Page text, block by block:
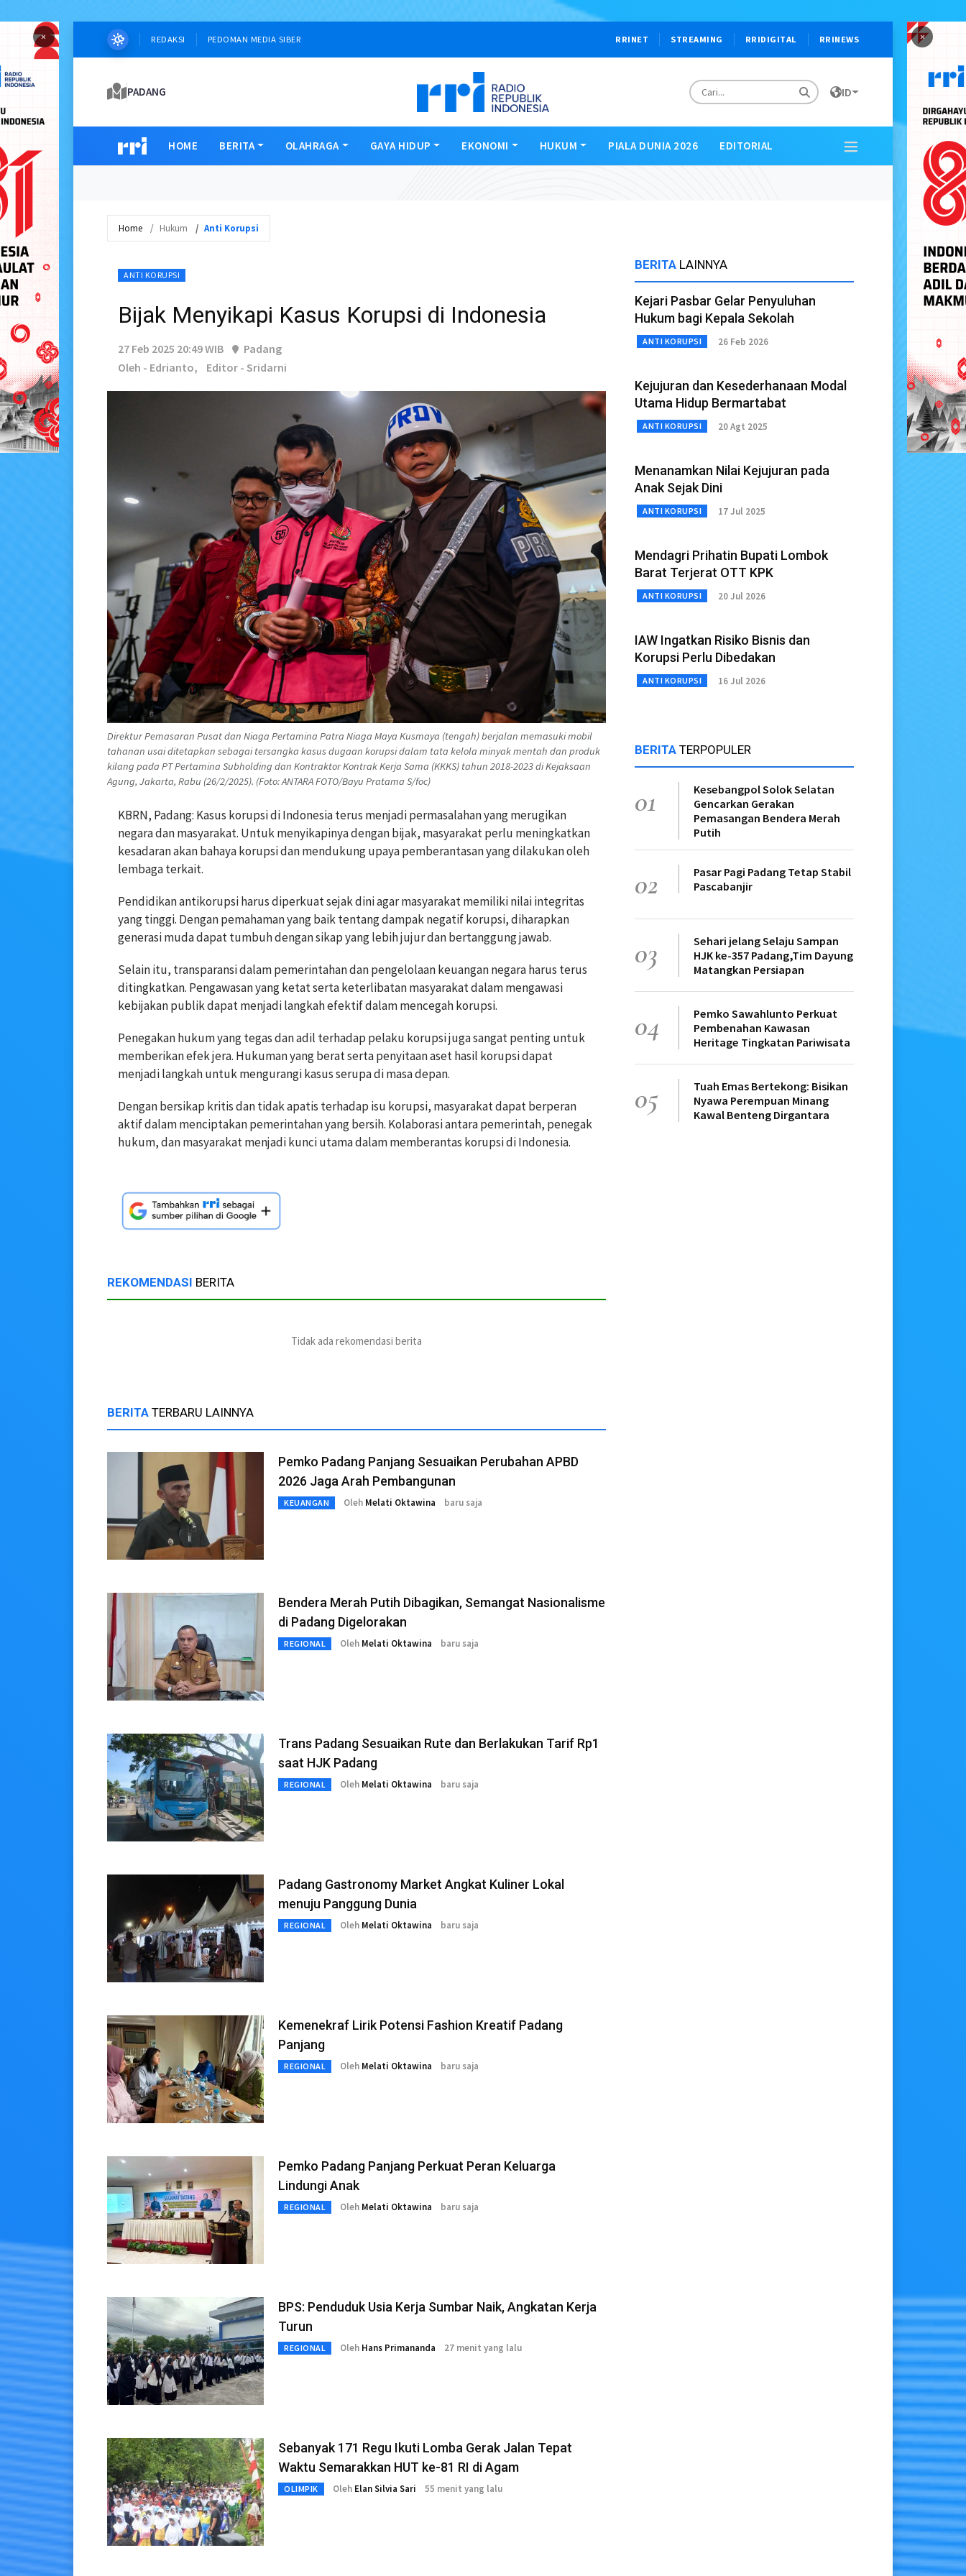
× ×
REDAKSI PEDOMAN MEDIA SIBER RRINET STREAMING RRIDIGITAL RRINEWS
PADANG ID
HOME BERITA OLAHRAGA GAYA HIDUP EKONOMI HUKUM PIALA DUNIA 2026 EDITORIAL
Home Hukum Anti Korupsi
ANTI KORUPSI
Bijak Menyikapi Kasus Korupsi di Indonesia
27 Feb 2025 20:49 WIB
Padang
Oleh - Edrianto,
Editor - Sridarni
Direktur Pemasaran Pusat dan Niaga Pertamina Patra Niaga Maya Kusmaya (tengah) berjalan memasuki mobil
tahanan usai ditetapkan sebagai tersangka kasus dugaan korupsi dalam tata kelola minyak mentah dan produk
kilang pada PT Pertamina Subholding dan Kontraktor Kontrak Kerja Sama (KKKS) tahun 2018-2023 di Kejaksaan
Agung, Jakarta, Rabu (26/2/2025). (Foto: ANTARA FOTO/Bayu Pratama S/foc)
KBRN, Padang: Kasus korupsi di Indonesia terus menjadi permasalahan yang merugikan
negara dan masyarakat. Untuk menyikapinya dengan bijak, masyarakat perlu meningkatkan
kesadaran akan bahaya korupsi dan mendukung upaya pemberantasan yang dilakukan oleh
lembaga terkait.
Pendidikan antikorupsi harus diperkuat sejak dini agar masyarakat memiliki nilai integritas
yang tinggi. Dengan pemahaman yang baik tentang dampak negatif korupsi, diharapkan
generasi muda dapat tumbuh dengan sikap yang lebih jujur dan bertanggung jawab.
Selain itu, transparansi dalam pemerintahan dan pengelolaan keuangan negara harus terus
ditingkatkan. Pengawasan yang ketat serta keterlibatan masyarakat dalam mengawasi
kebijakan publik dapat menjadi langkah efektif dalam mencegah korupsi.
Penegakan hukum yang tegas dan adil terhadap pelaku korupsi juga sangat penting untuk
memberikan efek jera. Hukuman yang berat serta penyitaan aset hasil korupsi dapat
menjadi langkah untuk mengurangi kasus serupa di masa depan.
Dengan bersikap kritis dan tidak apatis terhadap isu korupsi, masyarakat dapat berperan
aktif dalam menciptakan pemerintahan yang bersih. Kolaborasi antara pemerintah, penegak
hukum, dan masyarakat menjadi kunci utama dalam memberantas korupsi di Indonesia.
REKOMENDASI BERITA
Tidak ada rekomendasi berita
BERITA TERBARU LAINNYA
Pemko Padang Panjang Sesuaikan Perubahan APBD
2026 Jaga Arah Pembangunan
KEUANGAN Oleh Melati Oktawina baru saja
Bendera Merah Putih Dibagikan, Semangat Nasionalisme
di Padang Digelorakan
REGIONAL Oleh Melati Oktawina baru saja
Trans Padang Sesuaikan Rute dan Berlakukan Tarif Rp1
saat HJK Padang
REGIONAL Oleh Melati Oktawina baru saja
Padang Gastronomy Market Angkat Kuliner Lokal
menuju Panggung Dunia
REGIONAL Oleh Melati Oktawina baru saja
Kemenekraf Lirik Potensi Fashion Kreatif Padang
Panjang
REGIONAL Oleh Melati Oktawina baru saja
Pemko Padang Panjang Perkuat Peran Keluarga
Lindungi Anak
REGIONAL Oleh Melati Oktawina baru saja
BPS: Penduduk Usia Kerja Sumbar Naik, Angkatan Kerja
Turun
REGIONAL Oleh Hans Primananda 27 menit yang lalu
Sebanyak 171 Regu Ikuti Lomba Gerak Jalan Tepat
Waktu Semarakkan HUT ke-81 RI di Agam
OLIMPIK Oleh Elan Silvia Sari 55 menit yang lalu
BERITA LAINNYA
Kejari Pasbar Gelar Penyuluhan
Hukum bagi Kepala Sekolah
ANTI KORUPSI 26 Feb 2026
Kejujuran dan Kesederhanaan Modal
Utama Hidup Bermartabat
ANTI KORUPSI 20 Agt 2025
Menanamkan Nilai Kejujuran pada
Anak Sejak Dini
ANTI KORUPSI 17 Jul 2025
Mendagri Prihatin Bupati Lombok
Barat Terjerat OTT KPK
ANTI KORUPSI 20 Jul 2026
IAW Ingatkan Risiko Bisnis dan
Korupsi Perlu Dibedakan
ANTI KORUPSI 16 Jul 2026
BERITA TERPOPULER
01
Kesebangpol Solok Selatan
Gencarkan Gerakan
Pemasangan Bendera Merah
Putih
02
Pasar Pagi Padang Tetap Stabil
Pascabanjir
03
Sehari jelang Selaju Sampan
HJK ke-357 Padang,Tim Dayung
Matangkan Persiapan
04
Pemko Sawahlunto Perkuat
Pembenahan Kawasan
Heritage Tingkatan Pariwisata
05
Tuah Emas Bertekong: Bisikan
Nyawa Perempuan Minang
Kawal Benteng Dirgantara